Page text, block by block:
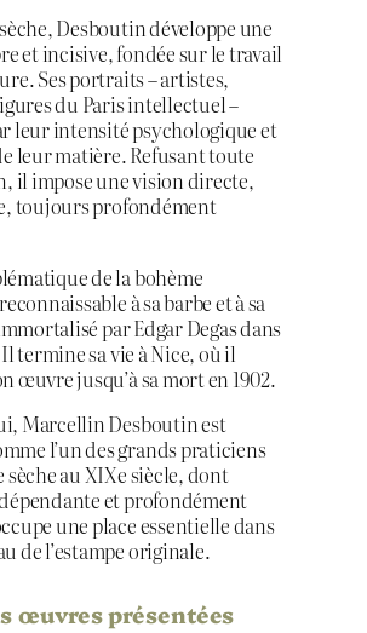
Desboutin développe une
et incisive, fondée sur le travail
Ses portraits – artistes,
du Paris intellectuel –
leur intensité psychologique et
leur matière. Refusant toute
il impose une vision directe,
toujours profondément
de la bohème
à sa barbe et à sa
par Edgar Degas dans
termine sa vie à Nice, où il
œuvre jusqu’à sa mort en 1902.
Marcellin Desboutin est
l’un des grands praticiens
sèche au XIXe siècle, dont
et profondément
une place essentielle dans
de l’estampe originale.
œuvres présentées